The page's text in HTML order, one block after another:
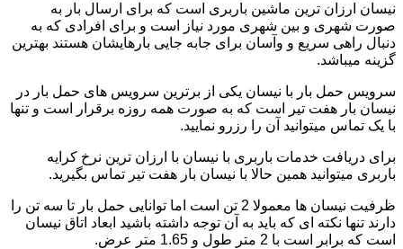
نیسان ارزان ترین ماشین باربری است که برای ارسال بار به
صورت شهری و بین شهری مورد نیاز است و برای افرادی که به
دنبال راهی سریع و وآسان برای جابه جایی بارهایشان هستند بهترین
گزینه میباشد.
سرویس حمل بار با نیسان یکی از برترین سرویس های حمل بار در
نیسان بار هفت تیر است که به صورت همه روزه برقرار است و تنها
با یک تماس میتوانید آن را رزرو نمایید.
برای دریافت خدمات باربری با نیسان با ارزان ترین نرخ کرایه
باربری میتوانید همین حالا با نیسان بار هفت تیر تماس بگیرید.
ظرفیت نیسان ها معمولا 2 تن است اما توانایی حمل بار تا سه تن را
دارند تنها نکته ای که باید به آن توجه داشته باشید ابعاد اتاق نیسان
است که برابر است با 2 متر طول و 1.65 متر عرض.